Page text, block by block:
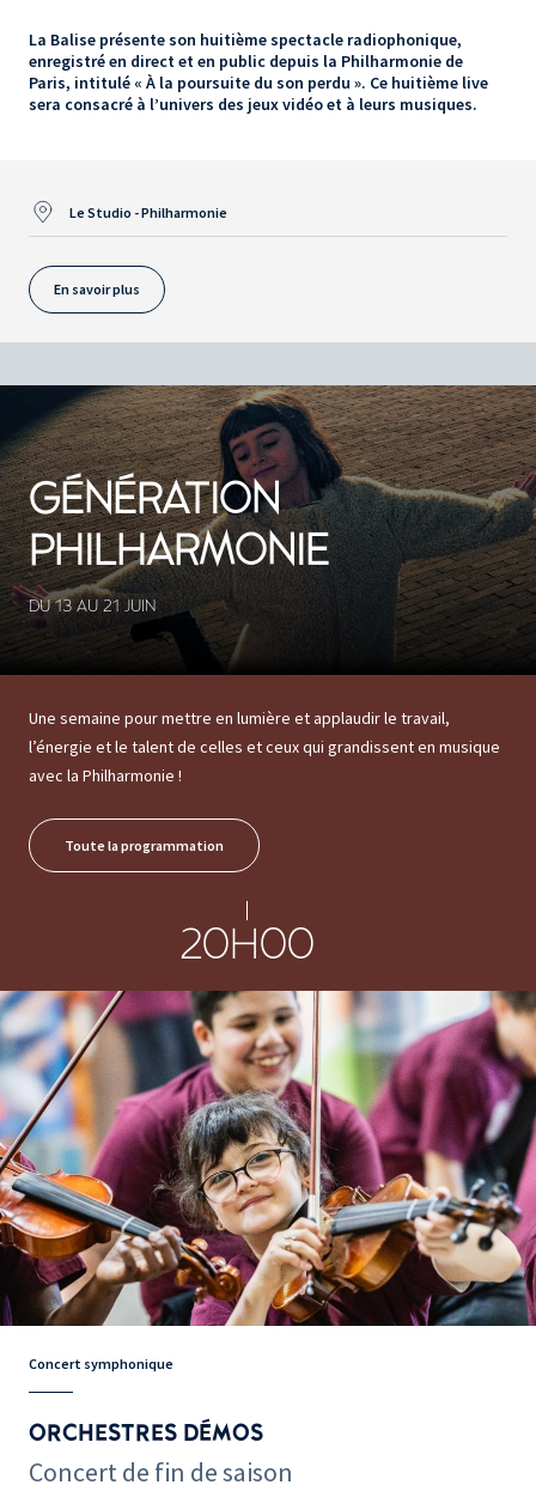
La Balise présente son huitième spectacle radiophonique,
enregistré en direct et en public depuis la Philharmonie de
Paris, intitulé « À la poursuite du son perdu ». Ce huitième live
sera consacré à l’univers des jeux vidéo et à leurs musiques.
Le Studio - Philharmonie
En savoir plus
Une semaine pour mettre en lumière et applaudir le travail,
l’énergie et le talent de celles et ceux qui grandissent en musique
avec la Philharmonie !
Toute la programmation
GÉNÉRATION
PHILHARMONIE
DU 13 AU 21 JUIN
20H00
Concert symphonique
ORCHESTRES DÉMOS
Concert de fin de saison